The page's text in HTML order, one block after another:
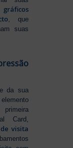
, que
suas
da sua
Card,
visita